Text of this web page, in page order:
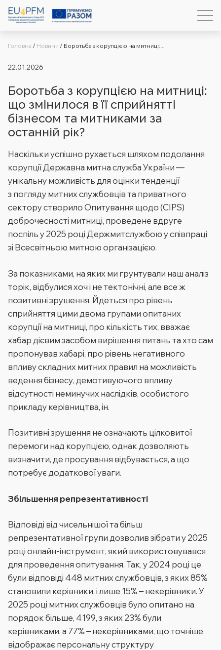
Головна / Новини / Боротьба з корупцією на митниці:...
22.01.2026
Боротьба з корупцією на митниці:
що змінилося в її сприйнятті
бізнесом та митниками за
останній рік?
Наскільки успішно рухається шляхом подолання
корупції Державна митна служба України —
унікальну можливість для оцінки тенденції
з погляду митних службовців та приватного
сектору створило Опитування щодо (CIPS)
доброчесності митниці, проведене вдруге
поспіль у 2025 році Держмитслужбою у співпраці
зі Всесвітньою митною організацією.
За показниками, на яких ми грунтували наш аналіз
торік, відбулися хоч і не тектонічні, але все ж
позитивні зрушення. Йдеться про рівень
сприйняття цими двома групами опитаних
корупції на митниці, про кількість тих, вважає
хабар дієвим засобом вирішення питань та хто сам
пропонував хабарі, про рівень негативного
впливу складних митних правил на можливість
ведення бізнесу, демотивуючого впливу
відсутності неминучих наслідків, особистого
прикладу керівництва, ін.
Позитивні зрушення не означають цілковитої
перемоги над корупцією, однак дозволяють
визначити, де просування відбувається, а що
потребує додаткової уваги.
Збільшення репрезентативності
Відповіді від чисельнішої та більш
репрезентативної групи дозволив зібрати у 2025
році онлайн-інструмент, який використовувався
для проведення опитування. Так, у 2024 році це
були відповіді 448 митних службовців, з яких 85%
становили керівники, і лише 15% – некерівники. У
2025 році митних службовців було опитано на
порядок більше, 4199, з яких 23% були
керівниками, а 77% – некерівниками, що точніше
відображає персональну структуру